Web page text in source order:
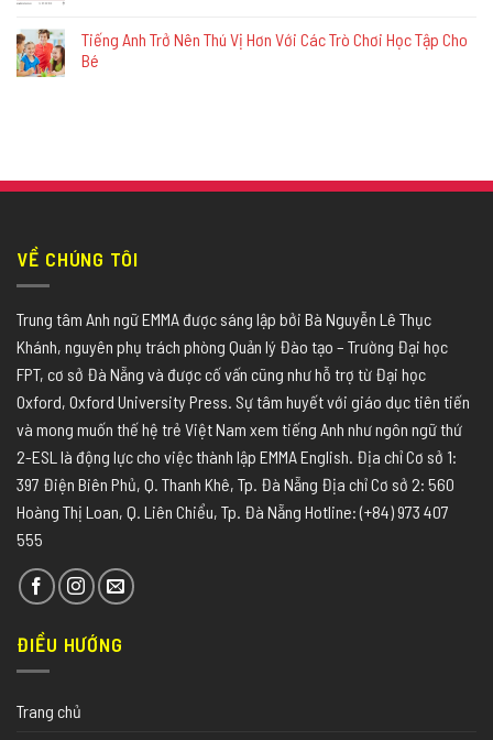
Tiếng Anh Trở Nên Thú Vị Hơn Với Các Trò Chơi Học Tập Cho
Bé
VỀ CHÚNG TÔI
Trung tâm Anh ngữ EMMA được sáng lập bởi Bà Nguyễn Lê Thục
Khánh, nguyên phụ trách phòng Quản lý Đào tạo – Trường Đại học
FPT, cơ sở Đà Nẵng và được cố vấn cũng như hỗ trợ từ Đại học
Oxford, Oxford University Press. Sự tâm huyết với giáo dục tiên tiến
và mong muốn thế hệ trẻ Việt Nam xem tiếng Anh như ngôn ngữ thứ
2-ESL là động lực cho việc thành lập EMMA English. Địa chỉ Cơ sở 1:
397 Điện Biên Phủ, Q. Thanh Khê, Tp. Đà Nẵng Địa chỉ Cơ sở 2: 560
Hoàng Thị Loan, Q. Liên Chiểu, Tp. Đà Nẵng Hotline: (+84) 973 407
555
ĐIỀU HƯỚNG
Trang chủ